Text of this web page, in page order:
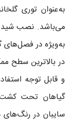
به‌عنوان توری
می‌باشد. نصب شید
به‌ویژه در
در بالاترین سطح
و قابل توجه
گیاهان تحت کشت
سایبان در رنگ‌های